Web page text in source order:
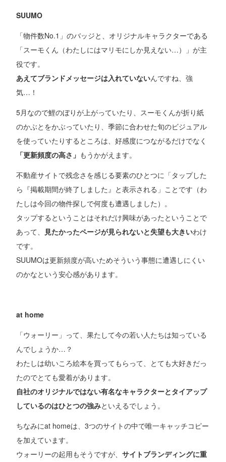
SUUMO
「物件数No.1」のバッジと、オリジナルキャラクターである
「スーモくん（わたしにはマリモにしか見えない…）」が主
役です。
あえてブランドメッセージは入れていないんですね、強
気…！
5月なので鯉のぼりが上がっていたり、スーモくんが折り紙
のかぶとをかぶっていたり、季節に合わせた旬のビジュアル
を使っていたりするところは、好感度につながるだけでなく
「更新頻度の高さ」 もうかがえます。
不動産サイトで残念さを感じる要素のひとつに「タップした
ら『掲載期間が終了しました』と表示される」ことです（わ
たしは今回の物件探しで何度も遭遇しました）。
タップするということはそれだけ興味があったということで
あって、
見たかったページが見られないと失望も大きいわけ
です。
SUUMOは更新頻度が高いためそういう事態に遭遇しにくい
のかなという安心感があります。
at home
「ウォーリー」って、果たして今の若い人たちは知っている
んでしょうか…？
わたしは幼いころ絵本を買ってもらって、とても大好きだっ
たのでとても愛着があります。
自社のオリジナルではない有名なキャラクターとタイアップ
しているのはひとつの強みといえるでしょう。
ちなみにat homeは、3つのサイトの中で唯一キャッチコピー
を加えています。
ウォーリーの起用もそうですが、 サイトブランディングに重